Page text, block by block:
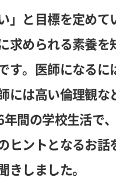
」と目標を定め
求められる素養を
す。医師になるに
には高い倫理観な
間の学校生活で
ヒントとなるお話
きしました。